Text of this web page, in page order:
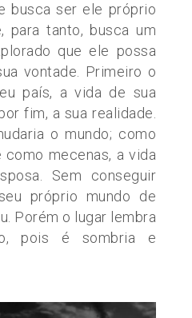
busca ser ele próprio
para tanto, busca um
que ele possa
vontade. Primeiro o
país, a vida de sua
fim, a sua realidade.
o mundo; como
mecenas, a vida
Sem conseguir
próprio mundo de
Porém o lugar lembra
pois é sombria e